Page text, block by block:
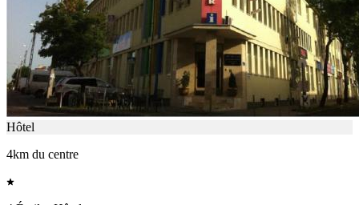
Hôtel
4km du centre